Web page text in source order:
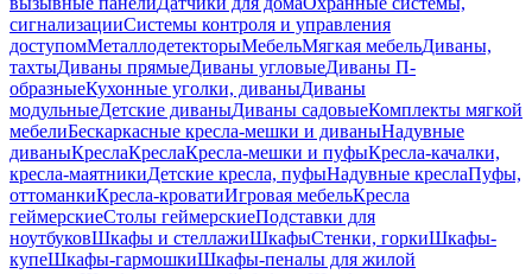
сигнализацииСистемы контроля и управления
доступомМеталлодетекторыМебельМягкая мебельДиваны,
тахтыДиваны прямыеДиваны угловыеДиваны П-
образныеКухонные уголки, диваныДиваны
модульныеДетские диваныДиваны садовыеКомплекты мягкой
мебелиБескаркасные кресла-мешки и диваныНадувные
диваныКреслаКреслаКресла-мешки и пуфыКресла-качалки,
кресла-маятникиДетские кресла, пуфыНадувные креслаПуфы,
оттоманкиКресла-кроватиИгровая мебельКресла
геймерскиеСтолы геймерскиеПодставки для
ноутбуковШкафы и стеллажиШкафыСтенки, горкиШкафы-
купеШкафы-гармошкиШкафы-пеналы для жилой